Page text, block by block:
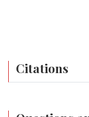
Citations